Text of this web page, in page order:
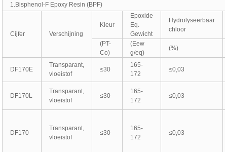
1.Bisphenol-F Epoxy Resin (BPF)
Cijfer Verschijning
Kleur
Epoxide
Eq.
Gewicht
Hydrolyseerbaar
chloor
(PT-
Co)
(Eew
g/eq)
(%)
DF170E
Transparant,
vloeistof
≤30
165-
172
≤0,03
DF170L
Transparant,
vloeistof
≤30
165-
172
≤0,03
DF170
Transparant,
vloeistof
≤30
165-
172
≤0,03